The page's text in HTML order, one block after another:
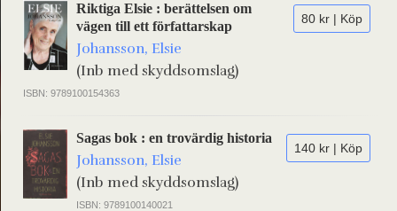
80 kr | Köp
Riktiga Elsie : berättelsen om
vägen till ett författarskap
Johansson, Elsie
(Inb med skyddsomslag)
ISBN: 9789100154363
140 kr | Köp
Sagas bok : en trovärdig historia
Johansson, Elsie
(Inb med skyddsomslag)
ISBN: 9789100140021